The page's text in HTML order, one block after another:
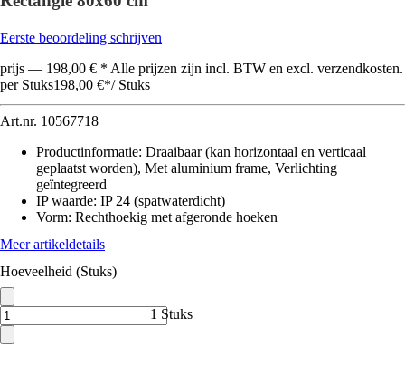
Eerste beoordeling schrijven
prijs — 198,00 € * Alle prijzen zijn incl. BTW en excl. verzendkosten.
per Stuks198,00 €*/ Stuks
Art.nr. 10567718
Productinformatie: Draaibaar (kan horizontaal en verticaal
geplaatst worden), Met aluminium frame, Verlichting
geïntegreerd
IP waarde: IP 24 (spatwaterdicht)
Vorm: Rechthoekig met afgeronde hoeken
Meer artikeldetails
Hoeveelheid (Stuks)
1 Stuks